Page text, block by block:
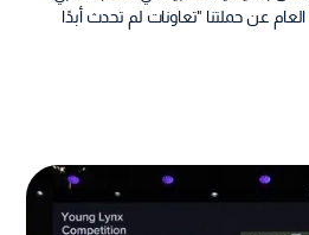
عن حملتنا "تعاونات لم تحدث أبدًا